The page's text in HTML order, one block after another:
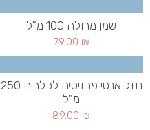
שמן מרולה 100 מ"ל
79.00 ₪
נוזל אנטי פרזיטים לכלבים 250
מ"ל
89.00 ₪